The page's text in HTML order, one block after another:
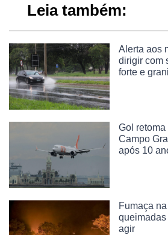
Leia também:
Alerta aos
dirigir com
forte e
Gol
Campo
após 10
Fumaça
agir